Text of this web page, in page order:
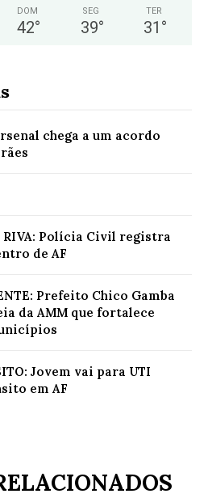
DOM
42°
SEG
39°
TER
31 °
chega a um acordo
RIVA: Polícia Civil registra
de AF
Prefeito Chico Gamba
da AMM que fortalece
Jovem vai para UTI
em AF